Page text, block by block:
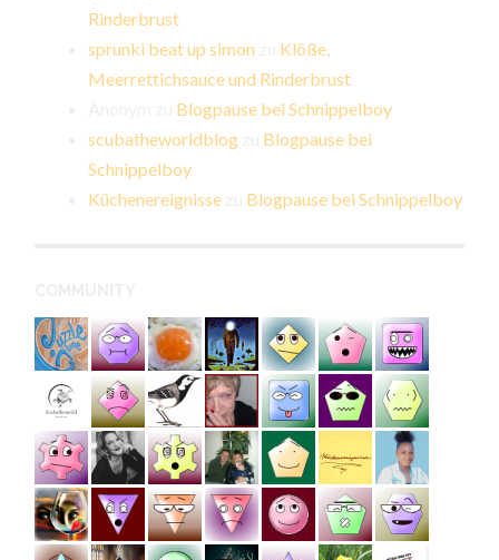
Rinderbrust
sprunki beat up simon
Klöße,
Meerrettichsauce und Rinderbrust
Blogpause bei Schnippelboy
scubatheworldblog
Blogpause bei
Schnippelboy
Küchenereignisse
Blogpause bei Schnippelboy